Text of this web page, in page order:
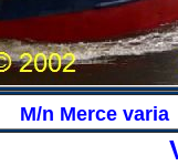
M/n Merce varia